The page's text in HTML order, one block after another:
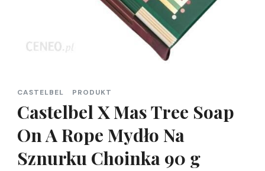
CASTELBEL PRODUKT
Castelbel X Mas Tree Soap
On A Rope Mydło Na
Sznurku Choinka 90 g